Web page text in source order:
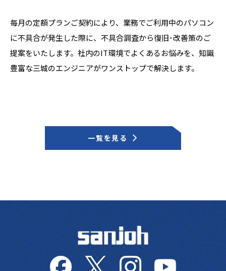
毎月の定額プランご契約により、業務でご利用中のパソコン
に不具合が発生した際に、不具合調査から復旧･改善策のご
提案をいたします。社内のIT環境でよくあるお悩みを、知識
豊富な三城のエンジニアがワンストップで解決します。
一覧を見る